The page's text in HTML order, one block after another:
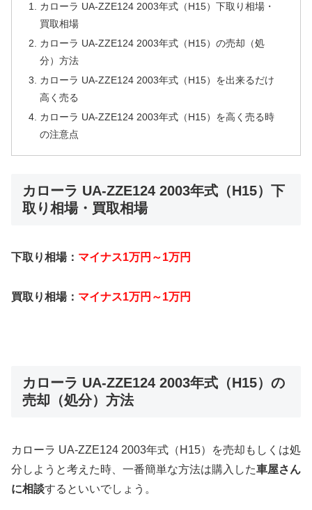
カローラ UA-ZZE124 2003年式（H15）下取り相場・
買取相場
カローラ UA-ZZE124 2003年式（H15）の売却（処
分）方法
カローラ UA-ZZE124 2003年式（H15）を出来るだけ
高く売る
カローラ UA-ZZE124 2003年式（H15）を高く売る時
の注意点
カローラ UA-ZZE124 2003年式（H15）下
取り相場・買取相場
下取り相場： マイナス1万円～1万円
買取り相場： マイナス1万円～1万円
カローラ UA-ZZE124 2003年式（H15）の
売却（処分）方法
カローラ UA-ZZE124 2003年式（H15）を売却もしくは処
分しようと考えた時、一番簡単な方法は購入した車屋さん
に相談するといいでしょう。